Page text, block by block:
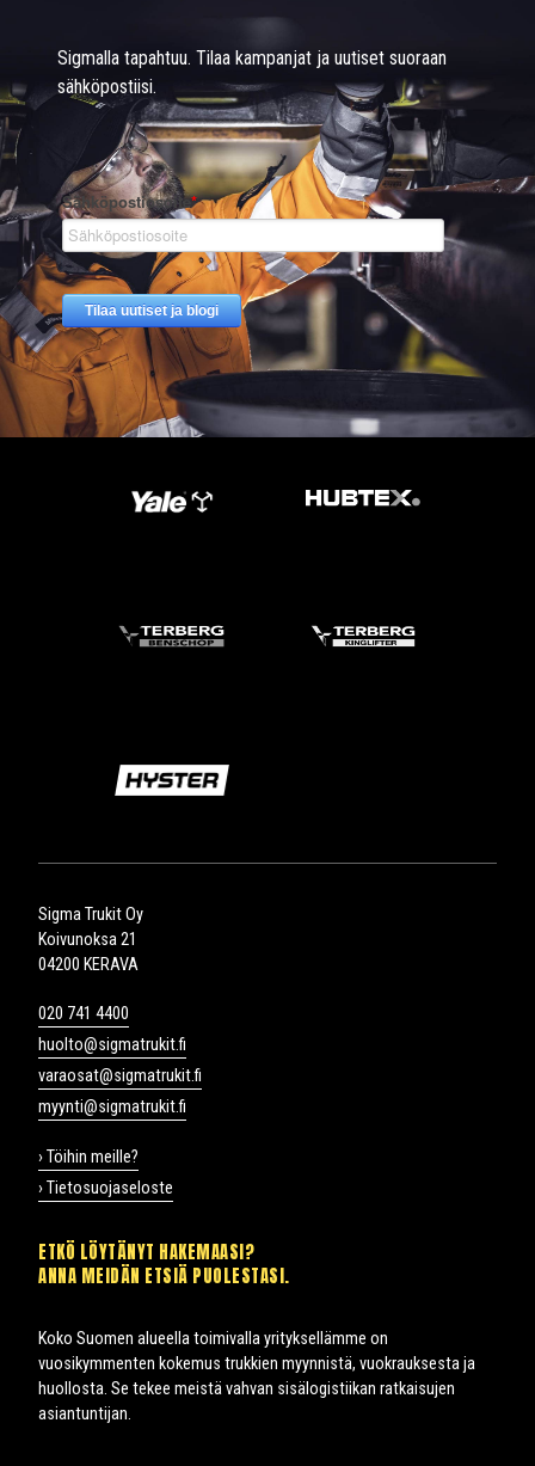
Sigmalla tapahtuu. Tilaa kampanjat ja uutiset suoraan
sähköpostiisi.
Sigma Trukit Oy
Koivunoksa 21
04200 KERAVA
020 741 4400
huolto@sigmatrukit.fi
varaosat@sigmatrukit.fi
myynti@sigmatrukit.fi
› Töihin meille?
› Tietosuojaseloste
ETKÖ LÖYTÄNYT HAKEMAASI?
ANNA MEIDÄN ETSIÄ PUOLESTASI.
Koko Suomen alueella toimivalla yrityksellämme on
vuosikymmenten kokemus trukkien myynnistä, vuokrauksesta ja
huollosta. Se tekee meistä vahvan sisälogistiikan ratkaisujen
asiantuntijan.